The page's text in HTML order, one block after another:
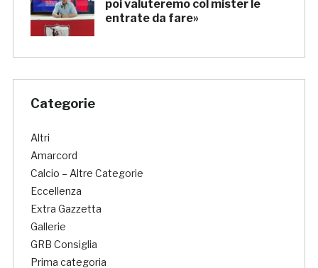
poi valuteremo col mister le
entrate da fare»
Categorie
Altri
Amarcord
Calcio – Altre Categorie
Eccellenza
Extra Gazzetta
Gallerie
GRB Consiglia
Prima categoria